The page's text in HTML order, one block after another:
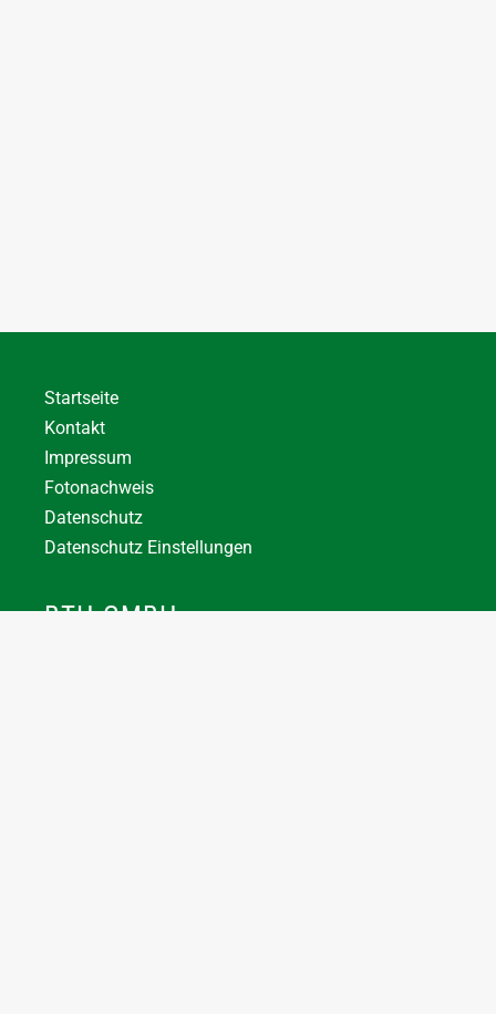
Startseite
Kontakt
Impressum
Fotonachweis
Datenschutz
Datenschutz Einstellungen
BTH GMBH